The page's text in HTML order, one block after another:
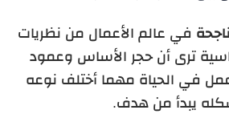
في عالم الأعمال من نظريات
ترى أن حجر الأساس وعمود
عمل في الحياة مهما أختلف نوعه
يبدأ من هدف.